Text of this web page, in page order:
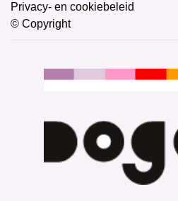
Privacy- en cookiebeleid
© Copyright